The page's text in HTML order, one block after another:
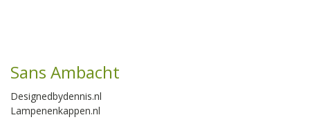
Sans Ambacht
Designedbydennis.nl
Lampenenkappen.nl